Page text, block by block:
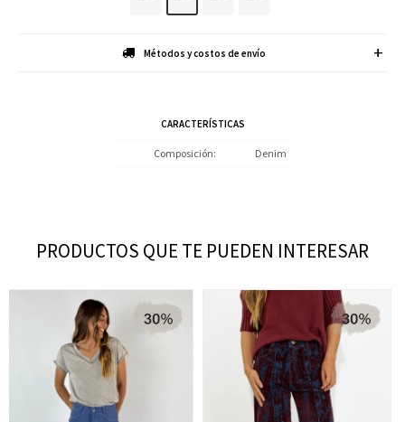
Métodos y costos de envío
CARACTERÍSTICAS
Composición Denim
PRODUCTOS QUE TE PUEDEN INTERESAR